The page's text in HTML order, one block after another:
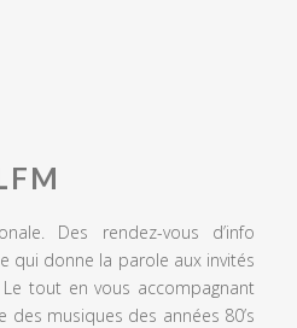
Des rendez-vous d’info
qui donne la parole aux invités
tout en vous accompagnant
musiques des années 80’s